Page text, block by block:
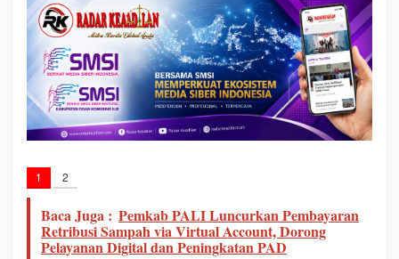
1 2
Baca Juga : Pemkab PALI Luncurkan Pembayaran
Retribusi Sampah via Virtual Account, Dorong
Pelayanan Digital dan Peningkatan PAD